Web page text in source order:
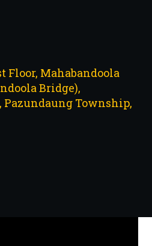
Floor, Mahabandoola
Bridge),
Pazundaung Township,